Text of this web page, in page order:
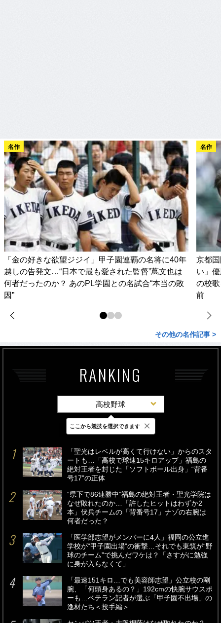
名作
「金の好きな欲望ジジイ」甲子園連覇の名将に40年
越しの告発文…“日本で最も愛された監督”蔦文也は
何者だったのか？ あのPL学園との名試合“本当の敗
因”
名作
京都
い」
の校
前
その他の名作記事 >
RANKING
高校野球
最新 24時間 週間
「聖光はレベルが高くて行けない」からのスタ
ートも…「高校で球速15キロアップ」福島の
絶対王者を封じた「ソフトボール出身」“背番
号17”の正体
“県下で86連勝中”福島の絶対王者・聖光学院は
なぜ敗れたのか…「許したヒットはわずか2
本」伏兵チームの「背番号17」ナゾの右腕は
何者だった？
「医学部志望がメンバーに4人」福岡の公立進
学校が“甲子園出場”の衝撃…それでも東筑が“野
球のチーム”で挑んだワケは？「さすがに勉強
に身が入らなくて」
「最速151キロ…でも美容師志望」公立校の剛
腕、「何頭身あるの？」192cmの快腕サウスポ
ーも…ベテラン記者が選ぶ「甲子園不出場」の
逸材たち＜投手編＞
ここから競技を選択できます ×